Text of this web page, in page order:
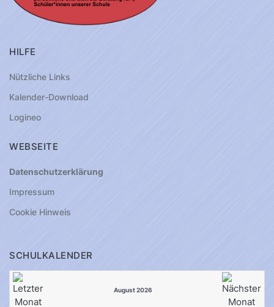
HILFE
Nützliche Links
Kalender-Download
Logineo
WEBSEITE
Datenschutzerklärung
Impressum
Cookie Hinweis
SCHULKALENDER
August 2026